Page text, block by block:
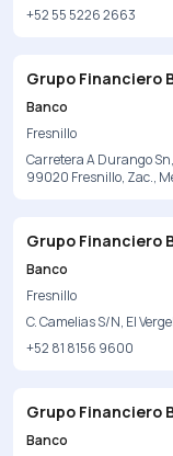
+52 55 5226 2663
Grupo Financiero
Banco
Fresnillo
Carretera A Durango
99020 Fresnillo, Zac.,
Grupo Financiero
Banco
Fresnillo
C. Camelias S/N, El
+52 81 8156 9600
Grupo Financiero
Banco